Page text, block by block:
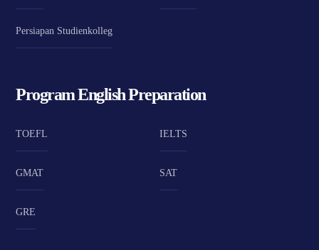
Persiapan Studienkolleg
Program English Preparation
TOEFL IELTS
GMAT SAT
GRE